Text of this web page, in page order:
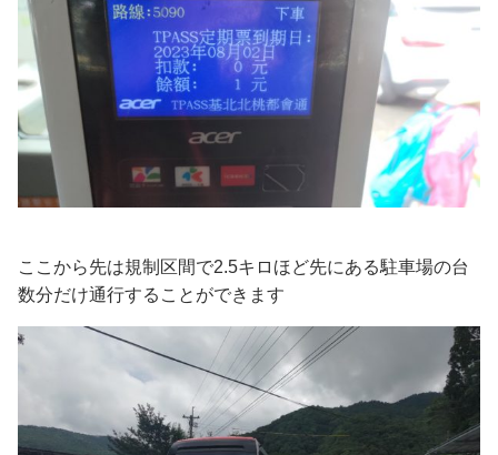
ここから先は規制区間で2.5キロほど先にある駐車場の台
数分だけ通行することができます